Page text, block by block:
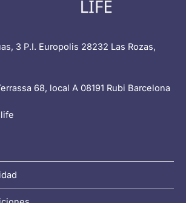
3 P.I. Europolis 28232 Las Rozas,
68, local A 08191 Rubi Barcelona